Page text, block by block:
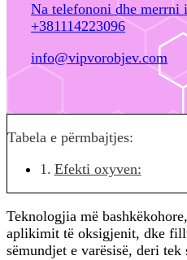
Na telefononi dhe merrni
+381114223096
info@vipvorobjev.com
Tabela e përmbajtjes:
Efekti oxyven:
Teknologjia më
aplikimit të oksigjenit, dke
sëmundjet e varësisë, deri tek